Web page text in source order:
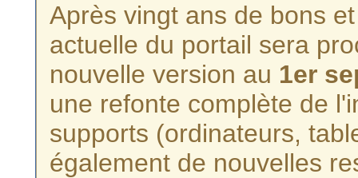
Après vingt ans de bons
actuelle du portail sera
nouvelle version au 1er
une refonte complète de
supports (ordinateurs,
également de nouvelles